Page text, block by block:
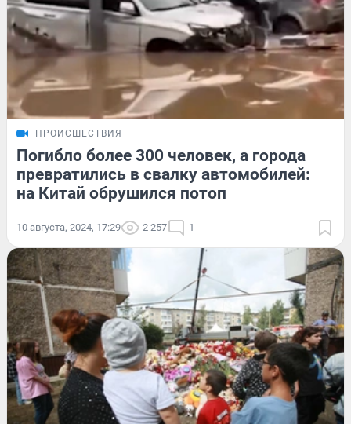
ПРОИСШЕСТВИЯ
Погибло более 300 человек, а города
превратились в свалку автомобилей:
на Китай обрушился потоп
10 августа, 2024, 17:29 2 257 1